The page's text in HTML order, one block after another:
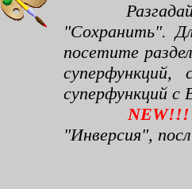
Разгадайте
"Сохранить".
посетите раздел
суперфункций
NEW!!!
"Инверсия",